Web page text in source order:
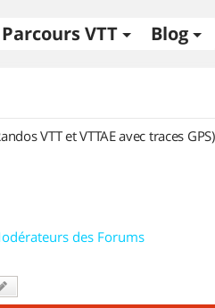
Parcours VTT Blog
VTT et VTTAE avec traces GPS)
des Forums